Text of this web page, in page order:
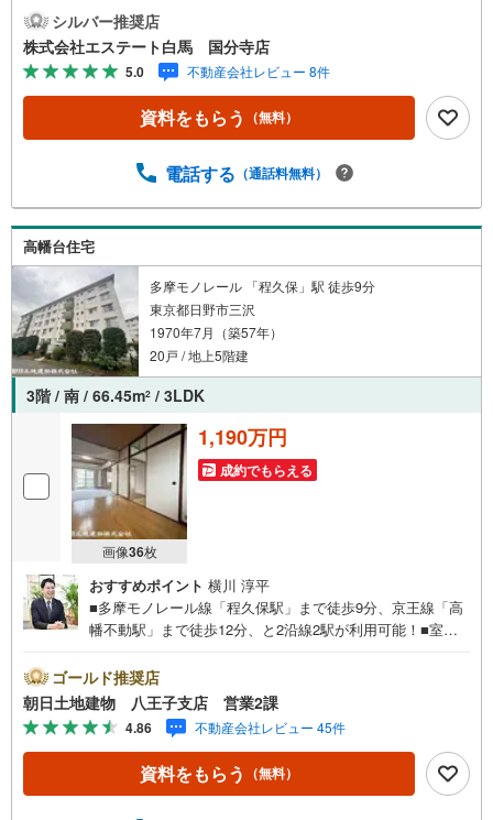
不動産キャンペーン対象店舗。当店で物件を成約するとPa
yPayボーナスをプレゼント！「資料をもらう」「見学予約
をする」ボタンからお問い合わせください。【営業時間 9
時30分～18時30分】（年中無休）・人気物件には特に問い
合わせが集中するため、お早めにお電話ください。「室
内・現地を見学する」ボタンよりご予約いただくとご見学
コール消毒、飛沫対策アクリルパネルなどコロナウィルス
い。・提携FPへの無料個別相談サービス外部のファイナン
シャルプランナーへの無料個別ライフプラン相談サービス
も御座います。・キッズスペースや授乳スペース、おむつ
替えベッド、アンパンマンジュースなどを完備しておりま
すので、お子様連れでもお気軽にお越し下さい。
シルバー推奨店
株式会社エステート白馬 国分寺店
5.0 不動産会社レビュー 8件
資料をもらう （無料）
電話する （通話料無料）
高幡台住宅
多摩モノレール 「程久保」駅 徒歩9分
東京都日野市三沢
1970年7月（築57年）
20戸 / 地上5階建
3階 / 南 / 66.45m2 / 3LDK
画像36枚
1,190万円
成約でもらえる
おすすめポイント 横川 淳平
■多摩モノレール線「程久保駅」まで徒歩9分、京王線「高
幡不動駅」まで徒歩12分、と2沿線2駅が利用可能！■室内
Kの間取りは使い勝手が良いです◎■便利な壁付け食器棚付
き■バルコニーは南向き！■日当たり良好※バザール会場に
は、ベビーベッドや キッズスペースをご用意しておりま
す。 小さなお子様連れでも、安心してご来場ください！
資料請求、住宅ローンのご相談などお気軽にお問合せくだ
さい！スタッフ25名でお客様がご覧になったことのない情
ゴールド推奨店
朝日土地建物 八王子支店 営業2課
4.86 不動産会社レビュー 45件
資料をもらう （無料）